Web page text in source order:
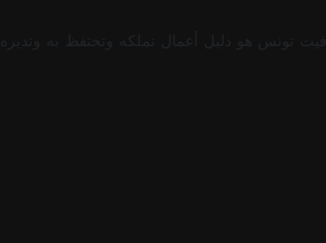
تونس هو دليل أعمال تملكه وتحتفظ به وتديره